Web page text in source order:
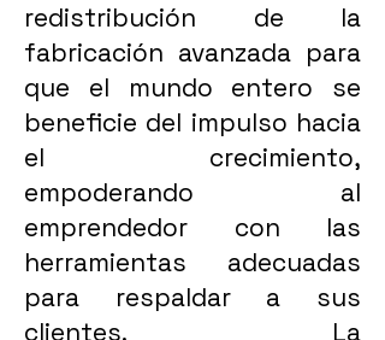
redistribución de la
fabricación avanzada para
que el mundo entero se
beneficie del impulso hacia
el crecimiento,
empoderando al
emprendedor con las
herramientas adecuadas
para respaldar a sus
clientes. La